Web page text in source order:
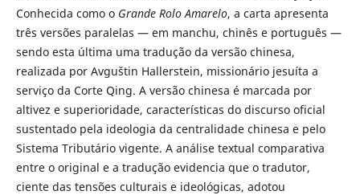
Conhecida como o Grande Rolo Amarelo, a carta apresenta
três versões paralelas — em manchu, chinês e português —
sendo esta última uma tradução da versão chinesa,
realizada por Avguštin Hallerstein, missionário jesuíta a
serviço da Corte Qing. A versão chinesa é marcada por
altivez e superioridade, características do discurso oficial
sustentado pela ideologia da centralidade chinesa e pelo
Sistema Tributário vigente. A análise textual comparativa
entre o original e a tradução evidencia que o tradutor,
ciente das tensões culturais e ideológicas, adotou